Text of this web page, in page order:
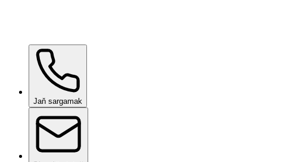
Ceramic Pro PPFisleg boýunça
Jaň sargamak